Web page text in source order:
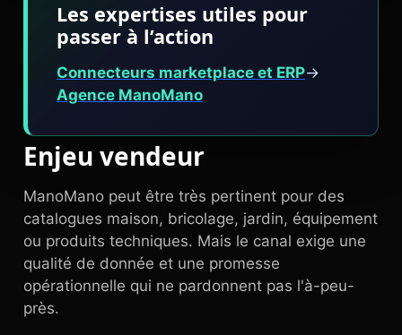
Les expertises utiles pour
passer à l’action
Connecteurs marketplace et ERP→
Agence ManoMano
Enjeu vendeur
ManoMano peut être très pertinent pour des
catalogues maison, bricolage, jardin, équipement
ou produits techniques. Mais le canal exige une
qualité de donnée et une promesse
opérationnelle qui ne pardonnent pas l'à-peu-
près.